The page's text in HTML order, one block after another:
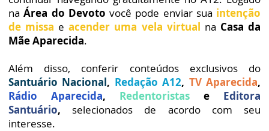
naÁrea do Devoto você pode enviar sua intenção
de missa eacender uma vela virtual na Casa da
Mãe Aparecida.
Além disso, conferir conteúdos exclusivos do
Santuário Nacional, Redação A12, TV Aparecida,
Rádio Aparecida, Redentoristas e Editora
Santuário, selecionados de acordo com seu
interesse.